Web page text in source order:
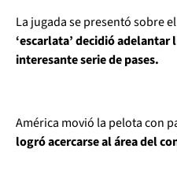
La jugada se presentó sobre
‘escarlata’ decidió adelantar
interesante serie de pases.
América movió la pelota con
logró acercarse al área del